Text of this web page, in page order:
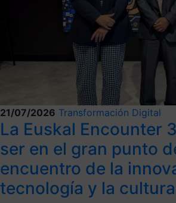
21/07/2026 Transformación Digital
La Euskal Encounter
ser en el gran punto
encuentro de la
tecnología y la